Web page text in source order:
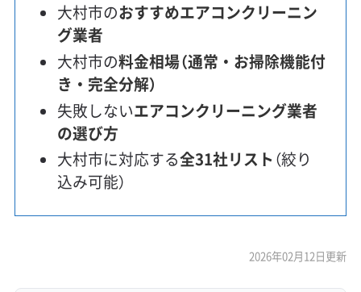
大村市のおすすめエアコンクリーニン
グ業者
大村市の料金相場（通常・お掃除機能付
き・完全分解）
失敗しないエアコンクリーニング業者
の選び方
大村市に対応する全31社リスト （絞り
込み可能）
2026年02月12日更新